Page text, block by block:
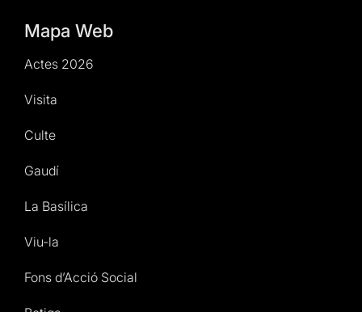
Mapa Web
Actes 2026
Visita
Culte
Gaudí
La Basílica
Viu-la
Fons d’Acció Social